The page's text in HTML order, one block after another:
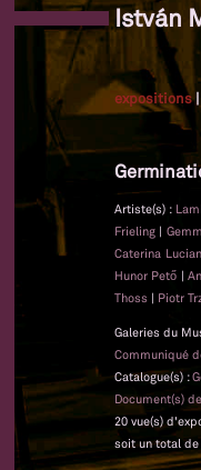
István
expositions|
Artiste(s) :
Frieling |
Caterina
Hunor Pető |
Thoss | Piotr
Galeries du
Communiqué
Catalogue(s) :
Document(s)
20 vue(s)
soit un total